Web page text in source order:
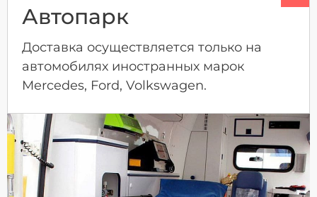
Автопарк
Доставка осуществляется только на
автомобилях иностранных марок
Mercedes, Ford, Volkswagen.